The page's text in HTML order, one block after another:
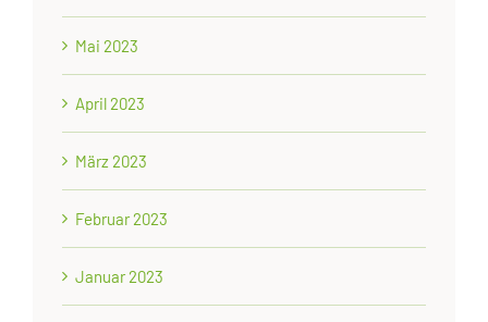
Mai 2023
April 2023
März 2023
Februar 2023
Januar 2023